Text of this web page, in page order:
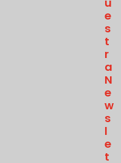
E
S
T
R
A
N
E
W
S
L
E
T